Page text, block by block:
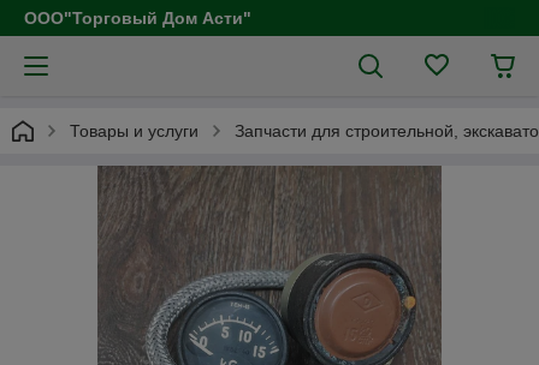
ООО"Торговый Дом Асти"
Товары и услуги Запчасти для строительной,